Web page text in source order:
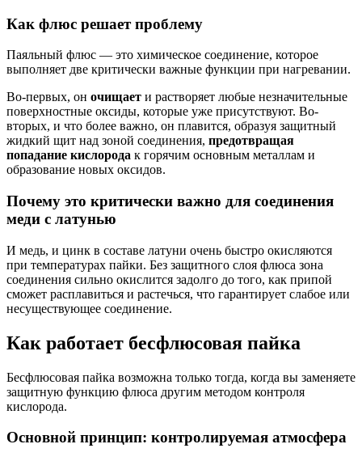
Как флюс решает проблему
Паяльный флюс — это химическое соединение, которое
выполняет две критически важные функции при нагревании.
Во-первых, он очищает и растворяет любые незначительные
поверхностные оксиды, которые уже присутствуют. Во-
вторых, и что более важно, он плавится, образуя защитный
жидкий щит над зоной соединения, предотвращая
попадание кислорода к горячим основным металлам и
образование новых оксидов.
Почему это критически важно для соединения
меди с латунью
И медь, и цинк в составе латуни очень быстро окисляются
при температурах пайки. Без защитного слоя флюса зона
соединения сильно окислится задолго до того, как припой
сможет расплавиться и растечься, что гарантирует слабое или
несуществующее соединение.
Как работает бесфлюсовая пайка
Бесфлюсовая пайка возможна только тогда, когда вы заменяете
защитную функцию флюса другим методом контроля
кислорода.
Основной принцип: контролируемая атмосфера